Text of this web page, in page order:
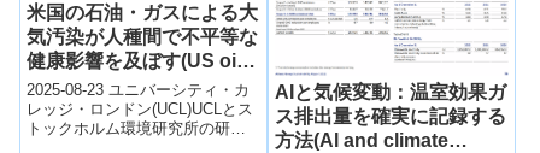
米国の石油・ガスによる大
気汚染が人種間で不平等な
健康影響を及ぼす(US oil
and gas air pollution
causes unequal health
impacts)
2025-08-23 ユニバーシティ・カ
レッジ・ロンドン(UCL)UCLとス
トックホルム環境研究所の研究
AIと気候変動：温室効果ガ
ス排出量を確実に記録する
方法(AI and climate